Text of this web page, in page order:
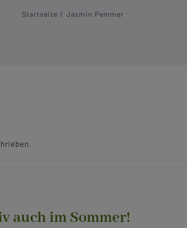
Startseite Jasmin Pemmer
auch im Sommer!